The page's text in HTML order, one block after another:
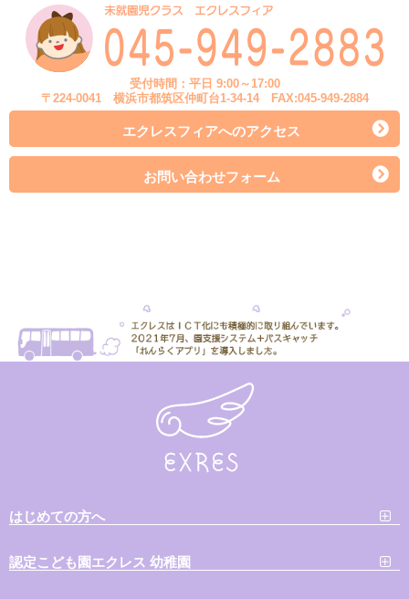
受付時間：平日 9:00～17:00
〒224-0041 横浜市都筑区仲町台1-34-14 FAX:045-949-2884
エクレスフィアへのアクセス
お問い合わせフォーム
はじめての方へ
認定こども園エクレス 幼稚園